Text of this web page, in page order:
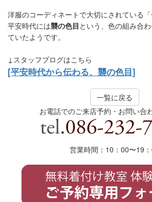
洋服のコーディネートで大切にされている「
平安時代には襲の色目 という、色の組み合
ていたようです。
↓スタッフブログはこちら
[平安時代から伝わる、襲の色目]
一覧に戻る
お電話でのご来店予約・お問い合
営業時間：10：00〜19 ：